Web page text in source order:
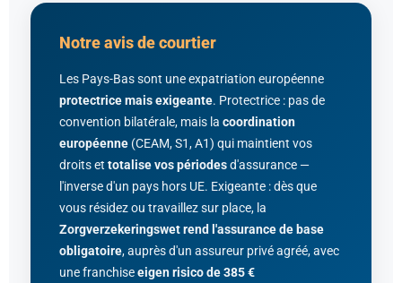
Notre avis de courtier
Les Pays-Bas sont une expatriation européenne
protectrice mais exigeante. Protectrice : pas de
convention bilatérale, mais la coordination
européenne (CEAM, S1, A1) qui maintient vos
droits et totalise vos périodesd'assurance —
l'inverse d'un pays hors UE. Exigeante : dès que
vous résidez ou travaillez sur place, la
Zorgverzekeringswet rend l'assurance de base
obligatoire, auprès d'un assureur privé agréé, avec
une franchiseeigen risico de 385 €